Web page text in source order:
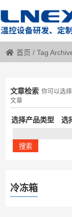
首页 /Tag
文章检索 你可以选
文章
选择产品类型 选
冷冻箱